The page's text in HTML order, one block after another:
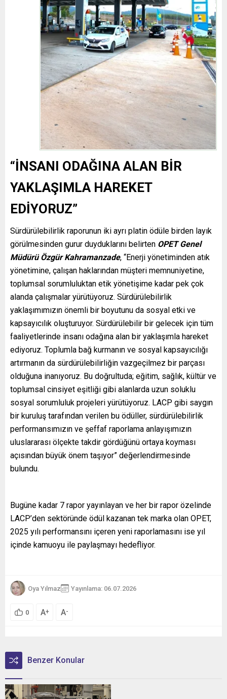
“İNSANI ODAĞINA ALAN BİR
YAKLAŞIMLA HAREKET
EDİYORUZ”
Sürdürülebilirlik raporunun iki ayrı platin ödüle birden layık
görülmesinden gurur duyduklarını belirten OPET Genel
Müdürü Özgür Kahramanzade, “Enerji yönetiminden atık
yönetimine, çalışan haklarından müşteri memnuniyetine,
toplumsal sorumluluktan etik yönetişime kadar pek çok
alanda çalışmalar yürütüyoruz. Sürdürülebilirlik
yaklaşımımızın önemli bir boyutunu da sosyal etki ve
kapsayıcılık oluşturuyor. Sürdürülebilir bir gelecek için tüm
faaliyetlerinde insanı odağına alan bir yaklaşımla hareket
ediyoruz. Toplumla bağ kurmanın ve sosyal kapsayıcılığı
artırmanın da sürdürülebilirliğin vazgeçilmez bir parçası
olduğuna inanıyoruz. Bu doğrultuda; eğitim, sağlık, kültür ve
toplumsal cinsiyet eşitliği gibi alanlarda uzun soluklu
sosyal sorumluluk projeleri yürütüyoruz. LACP gibi saygın
bir kuruluş tarafından verilen bu ödüller, sürdürülebilirlik
performansımızın ve şeffaf raporlama anlayışımızın
uluslararası ölçekte takdir gördüğünü ortaya koyması
açısından büyük önem taşıyor” değerlendirmesinde
bulundu.
Bugüne kadar 7 rapor yayınlayan ve her bir rapor özelinde
LACP’den sektöründe ödül kazanan tek marka olan OPET,
2025 yılı performansını içeren yeni raporlamasını ise yıl
içinde kamuoyu ile paylaşmayı hedefliyor.
Oya Yılmaz Yayınlama: 06.07.2026
0 A+ A-
Benzer Konular